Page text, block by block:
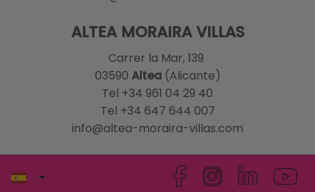
ALTEA MORAIRA VILLAS
Carrer la Mar, 139
03590 Altea(Alicante)
Tel +34 961 04 29 40
Tel +34 647 644 007
info@altea-moraira-villas.com